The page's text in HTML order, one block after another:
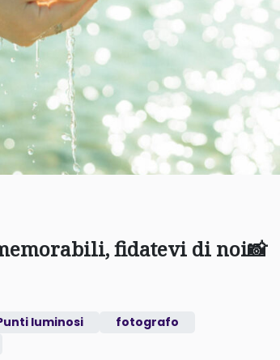
fidatevi di noi📸
luminosi
fotografo